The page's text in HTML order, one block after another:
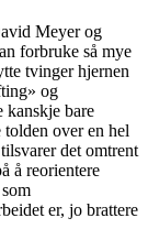
Meyer og
forbruke så mye
tvinger hjernen
og
kanskje bare
over en hel
det omtrent
å reorientere
er, jo brattere